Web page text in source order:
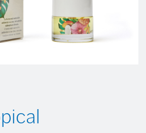
CON EL CUMPLIMIENTO
Trabaja con nosotros